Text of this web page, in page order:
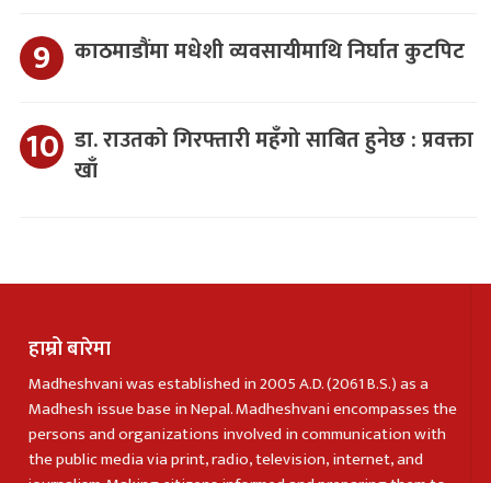
काठमाडौंमा मधेशी व्यवसायीमाथि निर्घात कुटपिट
डा. राउतको गिरफ्तारी महँगो साबित हुनेछ : प्रवक्ता
खाँ
हाम्रो बारेमा
Madheshvani was established in 2005 A.D. (2061 B.S.) as a
Madhesh issue base in Nepal. Madheshvani encompasses the
persons and organizations involved in communication with
the public media via print, radio, television, internet, and